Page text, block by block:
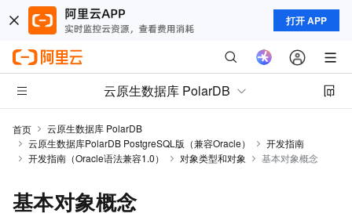
打开 APP
云原生数据库 PolarDB
首页
云原生数据库 PolarDB
云原生数据库PolarDB PostgreSQL版（兼容Oracle）
开发指南
开发指南（Oracle语法兼容1.0）
对象类型和对象 基本对象概念
基本对象概念